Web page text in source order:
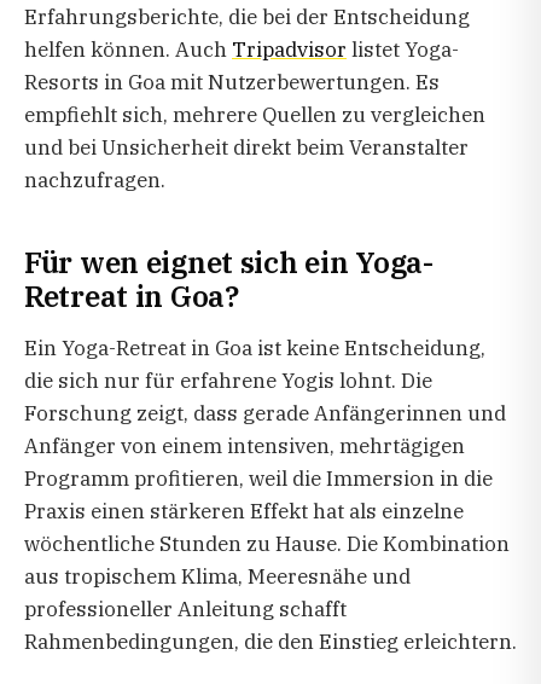
Erfahrungsberichte, die bei der Entscheidung
helfen können. Auch Tripadvisor listet Yoga-
Resorts in Goa mit Nutzerbewertungen. Es
empfiehlt sich, mehrere Quellen zu vergleichen
und bei Unsicherheit direkt beim Veranstalter
nachzufragen.
Für wen eignet sich ein Yoga-
Retreat in Goa?
Ein Yoga-Retreat in Goa ist keine Entscheidung,
die sich nur für erfahrene Yogis lohnt. Die
Forschung zeigt, dass gerade Anfängerinnen und
Anfänger von einem intensiven, mehrtägigen
Programm profitieren, weil die Immersion in die
Praxis einen stärkeren Effekt hat als einzelne
wöchentliche Stunden zu Hause. Die Kombination
aus tropischem Klima, Meeresnähe und
professioneller Anleitung schafft
Rahmenbedingungen, die den Einstieg erleichtern.